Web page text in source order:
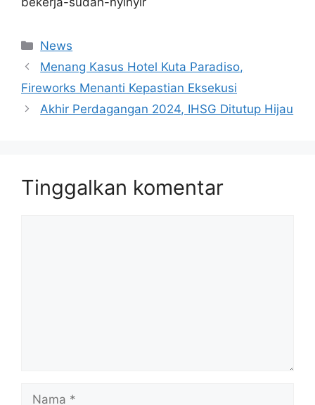
Kategori
News
Menang Kasus Hotel Kuta Paradiso,
Fireworks Menanti Kepastian Eksekusi
Akhir Perdagangan 2024, IHSG Ditutup Hijau
Tinggalkan komentar